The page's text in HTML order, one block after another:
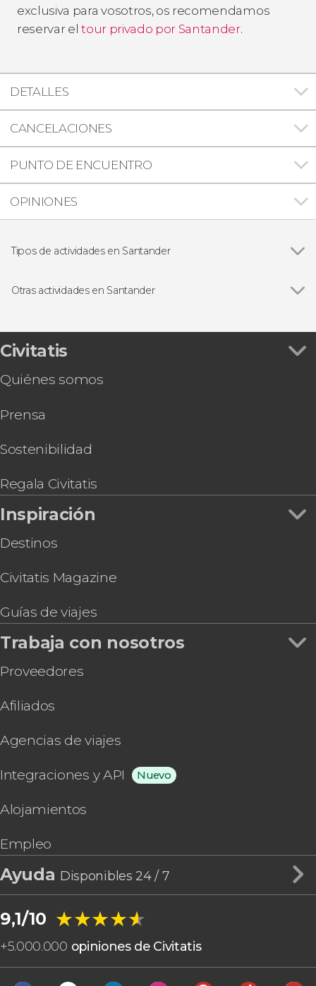
exclusiva para vosotros, os recomendamos
reservar eltour privado por Santander.
DETALLES
CANCELACIONES
PUNTO DE ENCUENTRO
OPINIONES
Tipos de actividades en Santander
Free Tour
Otras actividades en Santander
Descenso del Pas en canoa
Autobús turístico de Santander + Tren turístico
Tour en kayak por la bahía de Santander
Senderismo por la Costa Quebrada
Civitatis
Quiénes somos
Prensa
Sostenibilidad
Regala Civitatis
Inspiración
Destinos
Civitatis Magazine
Guías de viajes
Trabaja con nosotros
Proveedores
Afiliados
Agencias de viajes
Integraciones y API Nuevo
Alojamientos
Empleo
Ayuda Disponibles 24 / 7
9,1/10 ★★★★★
★★★★★
+5.000.000 opiniones de Civitatis